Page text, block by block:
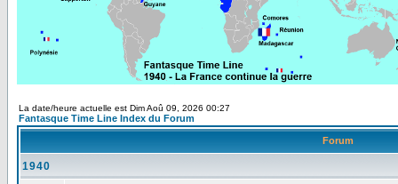
La date/heure actuelle est Dim Aoû 09, 2026 00:27
Fantasque Time Line Index du Forum
Forum
1940